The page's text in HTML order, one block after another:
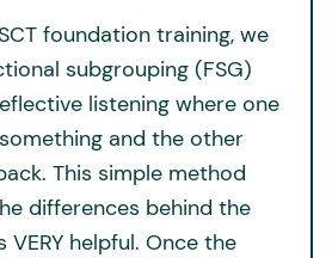
foundation training, we
subgrouping (FSG)
listening where one
and the other
This simple method
differences behind the
helpful. Once the